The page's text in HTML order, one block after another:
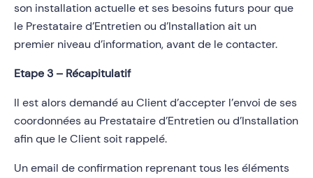
son installation actuelle et ses besoins futurs pour que
le Prestataire d’Entretien ou d’Installationait un
premier niveau d’information, avant de le contacter.
Etape 3 – Récapitulatif
Il est alors demandé au Client d’accepter l’envoi de ses
coordonnées au Prestataire d’Entretien ou d’Installation
afin que le Client soit rappelé.
Un email de confirmation reprenant tous les éléments